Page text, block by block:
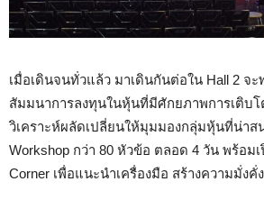
เมื่อเดินจนทั่วแล้ว มาเดินกันต่อใน Hall 2 จะ
สัมมนาการลงทุนในหุ้นที่มีศักยภาพการเติบ
วิเคราะห์ผลัดเปลี่ยนให้มุมมองกลุ่มหุ้นที่น่าส
Workshop กว่า 80 หัวข้อ ตลอด 4 วัน พร้อม
Corner เพื่อแนะนำเครื่องมือ สร้างความมั่งคั่